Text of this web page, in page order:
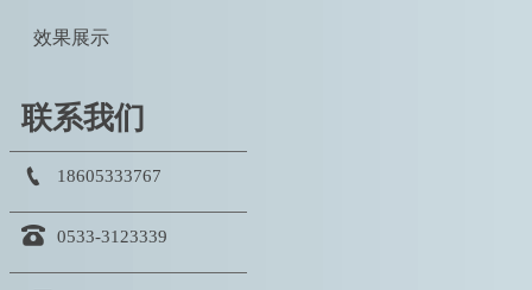
效果展示
联系我们
 18605333767
 0533-3123339